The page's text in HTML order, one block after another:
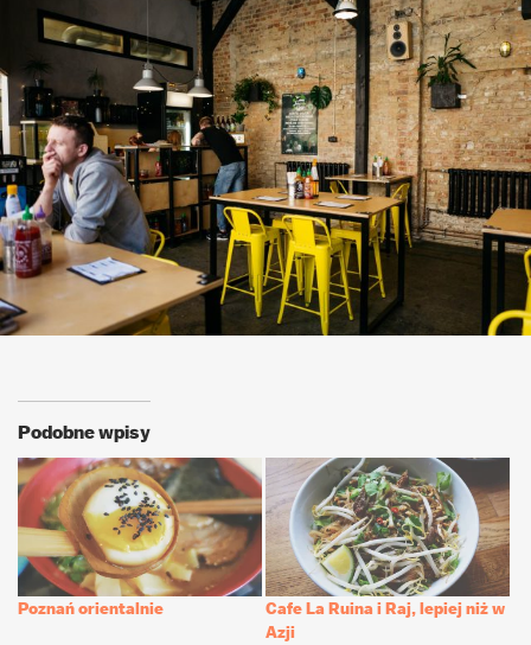
Podobne wpisy
Poznań orientalnie
Cafe La Ruina i Raj, lepiej niż w
Azji